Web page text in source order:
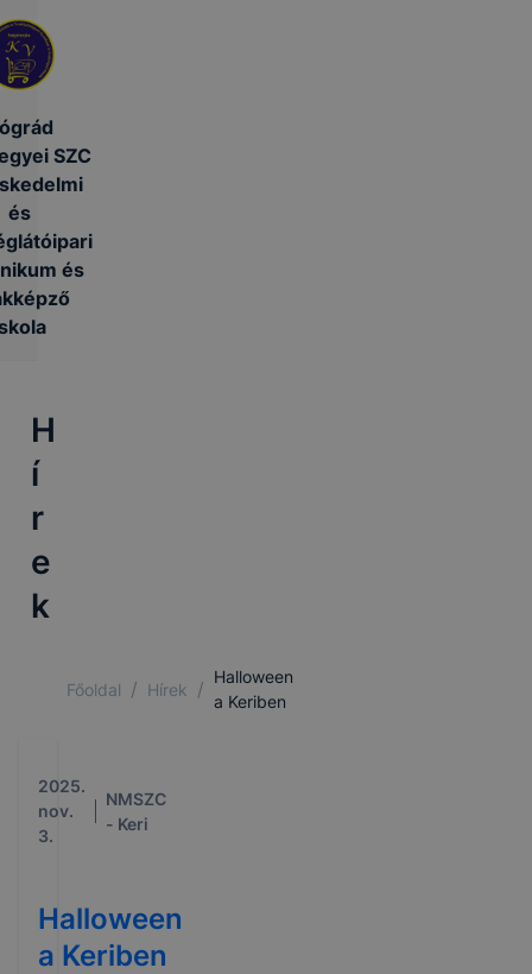
SZC
és
és
H
í
r
e
k
Főoldal / Hírek /
Halloween
a Keriben
2025.
nov.
3.
NMSZC
- Keri
Halloween
a Keriben